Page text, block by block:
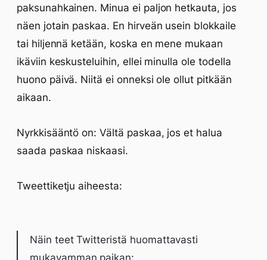
paksunahkainen. Minua ei paljon hetkauta, jos
näen jotain paskaa. En hirveän usein blokkaile
tai hiljennä ketään, koska en mene mukaan
ikäviin keskusteluihin, ellei minulla ole todella
huono päivä. Niitä ei onneksi ole ollut pitkään
aikaan.
Nyrkkisääntö on: Vältä paskaa, jos et halua
saada paskaa niskaasi.
Tweettiketju aiheesta:
Näin teet Twitteristä huomattavasti
mukavamman paikan: